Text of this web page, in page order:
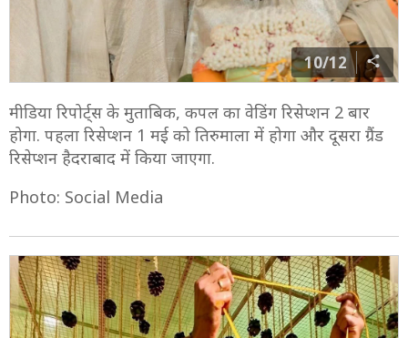
10/12
मीडिया रिपोर्ट्स के मुताबिक, कपल का वेडिंग रिसेप्शन 2 बार
होगा. पहला रिसेप्शन 1 मई को तिरुमाला में होगा और दूसरा ग्रैंड
रिसेप्शन हैदराबाद में किया जाएगा.
Photo: Social Media